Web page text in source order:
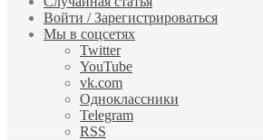
Войти / Зарегистрироваться
Мы в соцсетях
Twitter
YouTube
vk.com
Одноклассники
Telegram
RSS